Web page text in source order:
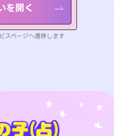
を開く
ページへ遷移します